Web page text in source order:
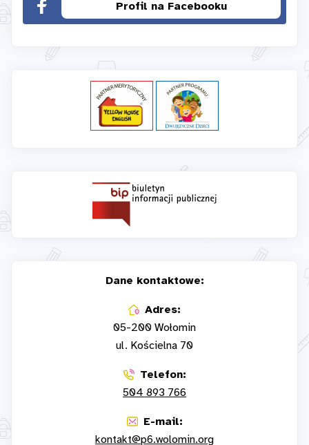
Profil na Facebooku
Dane kontaktowe:
Adres:
05-200 Wołomin
ul. Kościelna 70
Telefon:
504 893 766
E-mail:
kontakt@p6.wolomin.org